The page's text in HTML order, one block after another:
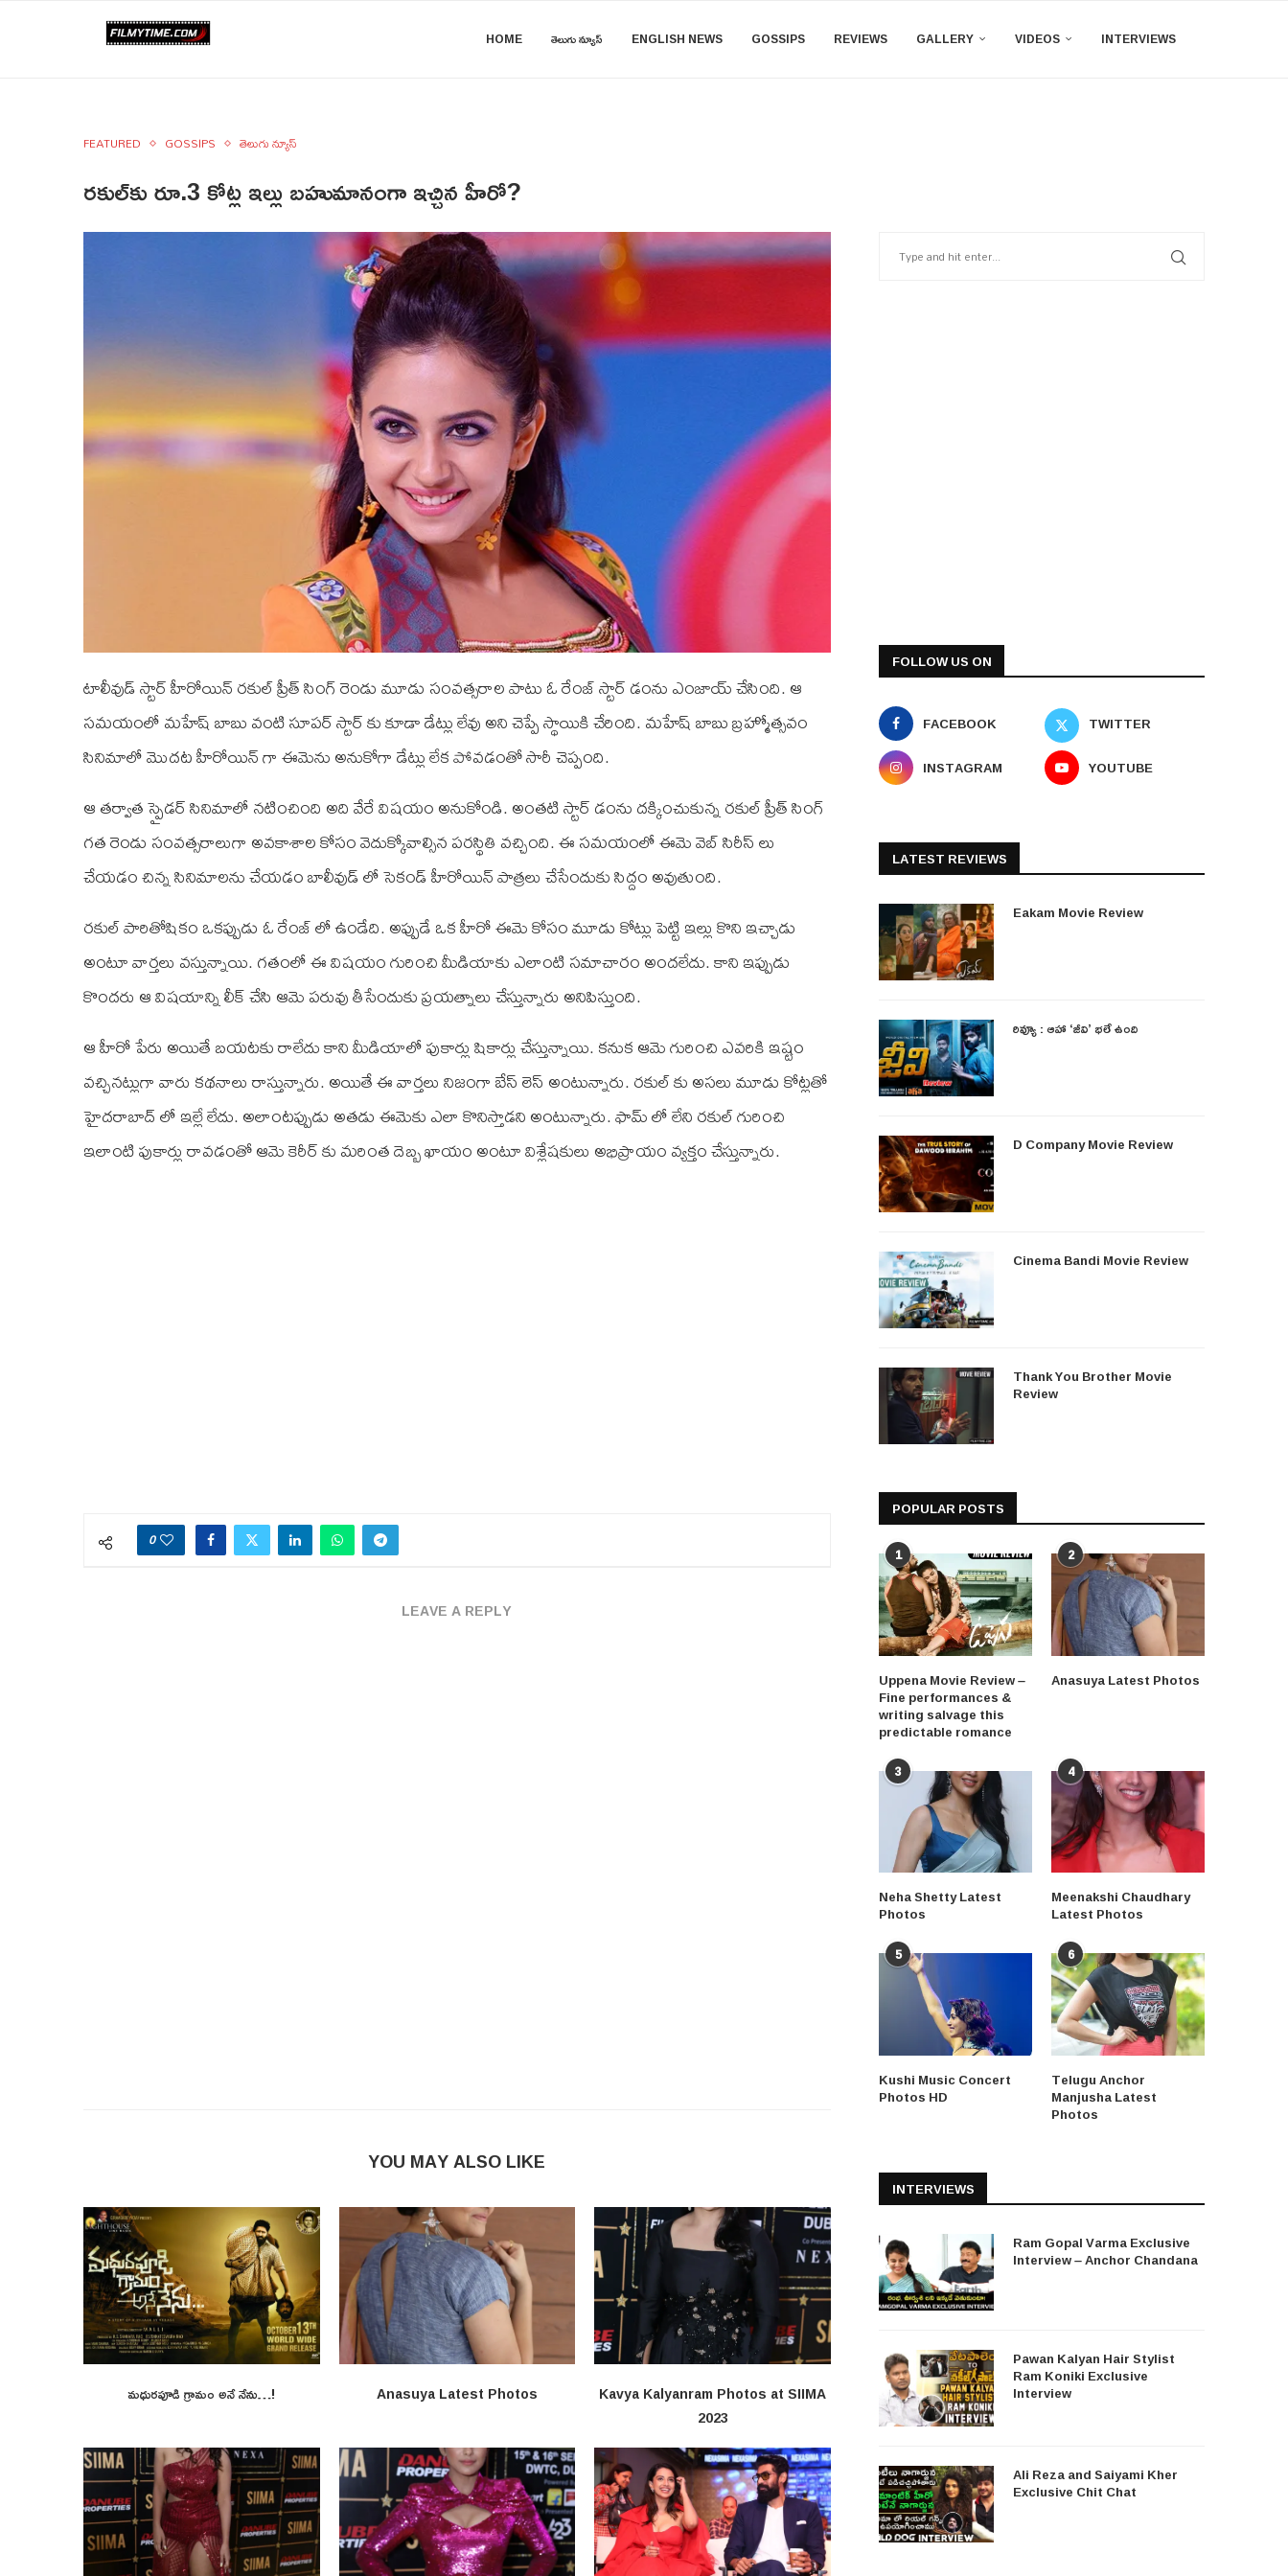
HOME తెలుగు న్యూస్ ENGLISH NEWS GOSSIPS REVIEWS GALLERY VIDEOS INTERVIEWS
FEATURED GOSSIPS తెలుగు న్యూస్
రకుల్‌కు రూ.3 కోట్ల ఇల్లు బహుమానంగా ఇచ్చిన హీరో?
టాలీవుడ్‌ స్టార్‌ హీరోయిన్‌ రకుల్‌ ప్రీత్‌ సింగ్‌ రెండు మూడు సంవత్సరాల పాటు ఓ రేంజ్‌ స్టార్‌ డంను ఎంజాయ్‌ చేసింది. ఆ
సమయంలో మహేష్‌ బాబు వంటి సూపర్‌ స్టార్‌ కు కూడా డేట్లు లేవు అని చెప్పే స్థాయికి చేరింది. మహేష్‌ బాబు బ్రహ్మోత్సవం
సినిమాలో మొదట హీరోయిన్‌ గా ఈమెను అనుకోగా డేట్లు లేక పోవడంతో సారీ చెప్పంది.
ఆ తర్వాత స్పైడర్‌ సినిమాలో నటించింది అది వేరే విషయం అనుకోండి. అంతటి స్టార్‌ డంను దక్కించుకున్న రకుల్‌ ప్రీత్‌ సింగ్‌
గత రెండు సంవత్సరాలుగా అవకాశాల కోసం వెదుక్కోవాల్సిన పరస్థితి వచ్చింది. ఈ సమయంలో ఈమె వెబ్‌ సిరీస్‌ లు
చేయడం చిన్న సినిమాలను చేయడం బాలీవుడ్‌ లో సెకండ్‌ హీరోయిన్‌ పాత్రలు చేసేందుకు సిద్దం అవుతుంది.
రకుల్‌ పారితోషికం ఒకప్పుడు ఓ రేంజ్‌ లో ఉండేది. అప్పుడే ఒక హీరో ఈమె కోసం మూడు కోట్లు పెట్టి ఇల్లు కొని ఇచ్చాడు
అంటూ వార్తలు వస్తున్నాయి. గతంలో ఈ విషయం గురించి మీడియాకు ఎలాంటి సమాచారం అందలేదు. కాని ఇప్పుడు
కొందరు ఆ విషయాన్ని లీక్‌ చేసి ఆమె పరువు తీసేందుకు ప్రయత్నాలు చేస్తున్నారు అనిపిస్తుంది.
ఆ హీరో పేరు అయితే బయటకు రాలేదు కాని మీడియాలో పుకార్లు షికార్లు చేస్తున్నాయి. కనుక ఆమె గురించి ఎవరికి ఇష్టం
వచ్చినట్లుగా వారు కథనాలు రాస్తున్నారు. అయితే ఈ వార్తలు నిజంగా బేస్‌ లెస్‌ అంటున్నారు. రకుల్‌ కు అసలు మూడు కోట్లతో
హైదరాబాద్‌ లో ఇల్లే లేదు. అలాంటప్పుడు అతడు ఈమెకు ఎలా కొనిస్తాడని అంటున్నారు. ఫామ్‌ లో లేని రకుల్‌ గురించి
ఇలాంటి పుకార్లు రావడంతో ఆమె కెరీర్‌ కు మరింత దెబ్బ ఖాయం అంటూ విశ్లేషకులు అభిప్రాయం వ్యక్తం చేస్తున్నారు.
0
LEAVE A REPLY
YOU MAY ALSO LIKE
మధురపూడి గ్రామం అనే నేను…! Anasuya Latest Photos
Kavya Kalyanram Photos at SIIMA
2023
FOLLOW US ON
FACEBOOK
TWITTER
INSTAGRAM
YOUTUBE
LATEST REVIEWS
Eakam Movie Review
రివ్యూ : ఆహా ‘జీవి’ భలే ఉంది
D Company Movie Review
Cinema Bandi Movie Review
Thank You Brother Movie
Review
POPULAR POSTS
1
Uppena Movie Review –
Fine performances &
writing salvage this
predictable romance
2
Anasuya Latest Photos
3
Neha Shetty Latest
Photos
4
Meenakshi Chaudhary
Latest Photos
5
Kushi Music Concert
Photos HD
6
Telugu Anchor
Manjusha Latest
Photos
INTERVIEWS
Ram Gopal Varma Exclusive
Interview – Anchor Chandana
Pawan Kalyan Hair Stylist
Ram Koniki Exclusive
Interview
Ali Reza and Saiyami Kher
Exclusive Chit Chat